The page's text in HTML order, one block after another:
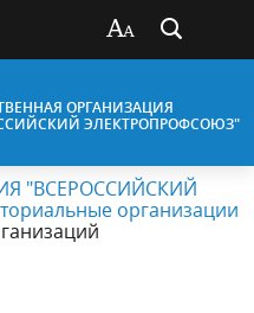
ОРГАНИЗАЦИЯ
ЭЛЕКТРОПРОФСОЮЗ"
"ВСЕРОССИЙСКИЙ
организации